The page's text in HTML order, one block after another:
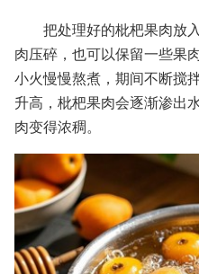
把处理好的枇杷果肉放
肉压碎，也可以保留一些果
小火慢慢熬煮，期间不断搅
升高，枇杷果肉会逐渐渗出
肉变得浓稠。